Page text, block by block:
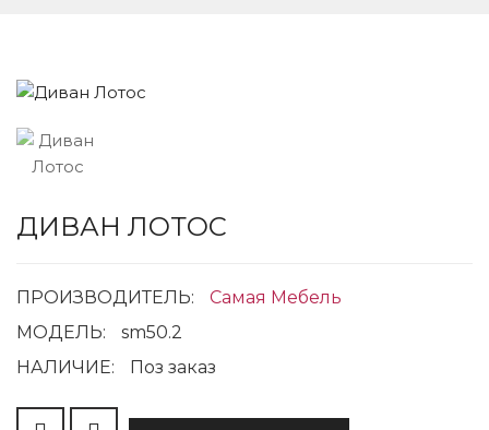
ДИВАН ЛОТОС
ПРОИЗВОДИТЕЛЬ:
Самая Мебель
МОДЕЛЬ:
sm50.2
НАЛИЧИЕ:
Поз заказ